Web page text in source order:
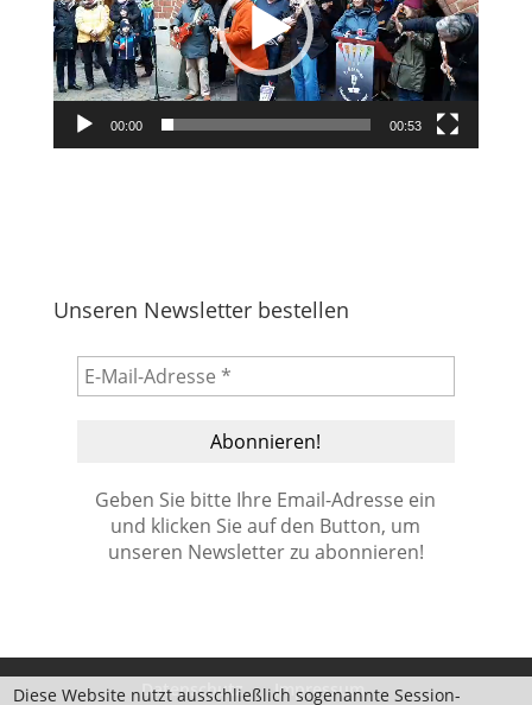
00:00 00:53
Unseren Newsletter bestellen
Geben Sie bitte Ihre Email-Adresse ein
und klicken Sie auf den Button, um
unseren Newsletter zu abonnieren!
Datenschutz Impressum
Diese Website nutzt ausschließlich sogenannte Session-